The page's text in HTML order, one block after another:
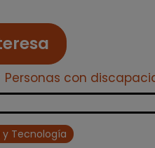
Personas con
Tecnología